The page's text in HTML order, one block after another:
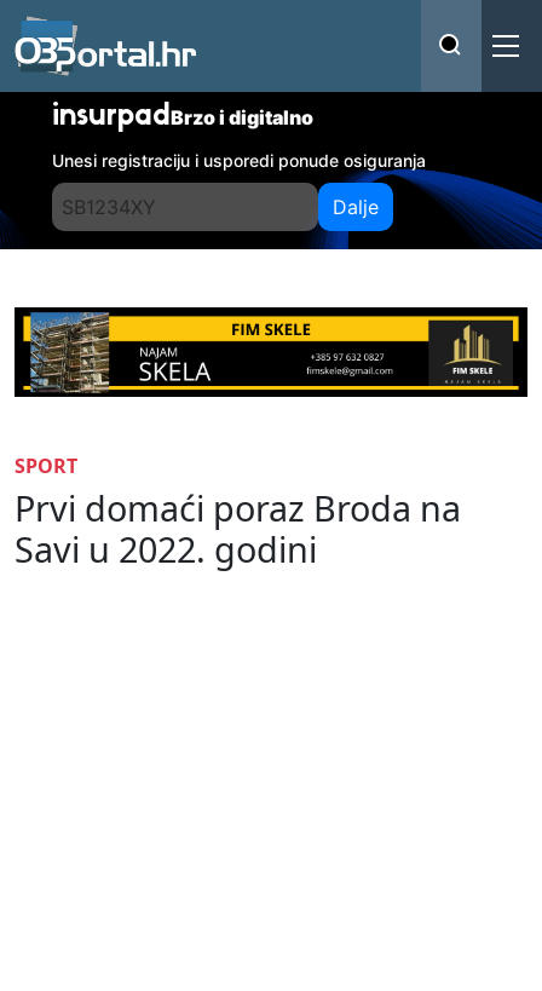
insurpadBrzo i digitalno
Unesi registraciju i usporedi ponude osiguranja
Dalje
SPORT
Prvi domaći poraz Broda na
Savi u 2022. godini